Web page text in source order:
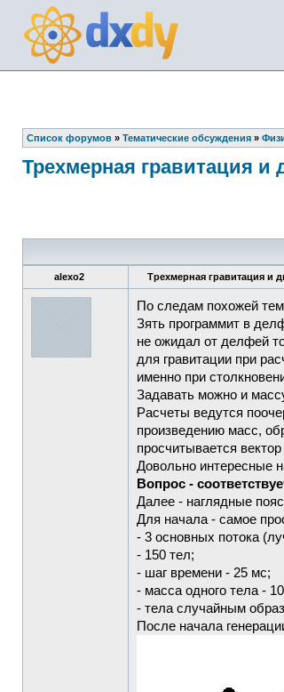
Список форумов » Тематические обсуждения »
Трехмерная гравитация
alexo2 Трехмерная гравитация и
По следам похожей
Зять программит в
не ожидал от делфей
для гравитации при
именно при
Задавать можно и
Расчеты ведутся
произведению масс,
просчитывается
Довольно интересные
Вопрос -
Далее - наглядные
Для начала - самое
- 3 основных потока
- 150 тел;
- шаг времени - 25 мс;
- масса одного тела -
- тела случайным
После начала